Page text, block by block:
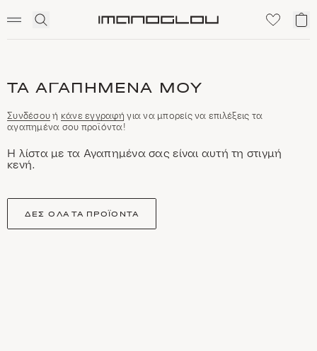
Click
Το
ΤΑ ΑΓΑΠΗΜΈΝΑ ΜΟΥ
Συνδέσουή κάνε εγγραφήγια να μπορείς να επιλέξεις τα
αγαπημένα σου προϊόντα!
Η λίστα με τα Αγαπημένα σας είναι αυτή τη στιγμή
κενή.
ΔΕΣ ΌΛΑ ΤΑ ΠΡΟΪΌΝΤΑ